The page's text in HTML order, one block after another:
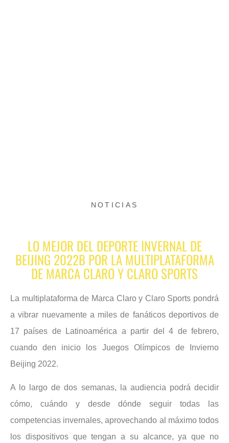
NOTICIAS
LO MEJOR DEL DEPORTE INVERNAL DE
BEIJING 2022B POR LA MULTIPLATAFORMA
DE MARCA CLARO Y CLARO SPORTS
La multiplataforma de Marca Claro y Claro Sports pondrá
a vibrar nuevamente a miles de fanáticos deportivos de
17 países de Latinoamérica a partir del 4 de febrero,
cuando den inicio los Juegos Olímpicos de Invierno
Beijing 2022.
A lo largo de dos semanas, la audiencia podrá decidir
cómo, cuándo y desde dónde seguir todas las
competencias invernales, aprovechando al máximo todos
los dispositivos que tengan a su alcance, ya que no